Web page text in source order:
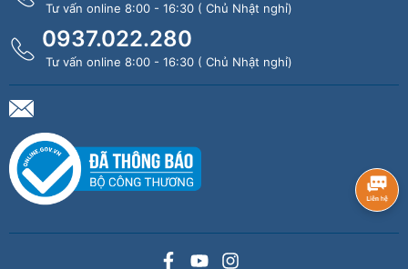
Tư vấn online 8:00 - 16:30 ( Chủ Nhật nghỉ)
0937.022.280
Tư vấn online 8:00 - 16:30 ( Chủ Nhật nghỉ)